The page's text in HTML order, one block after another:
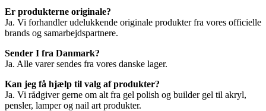
Er produkterne originale?
Ja. Vi forhandler udelukkende originale produkter fra vores officielle
brands og samarbejdspartnere.
Sender I fra Danmark?
Ja. Alle varer sendes fra vores danske lager.
Kan jeg få hjælp til valg af produkter?
Ja. Vi rådgiver gerne om alt fra gel polish og builder gel til akryl,
pensler, lamper og nail art produkter.